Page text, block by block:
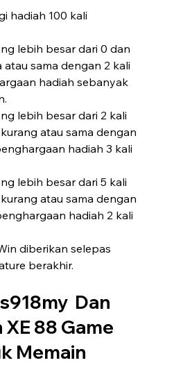
hadiah 100 kali
lebih besar dari 0 dan
sama dengan 2 kali
hadiah sebanyak
lebih besar dari 2 kali
atau sama dengan
hadiah 3 kali
lebih besar dari 5 kali
atau sama dengan
hadiah 2 kali
diberikan selepas
berakhir.
Dan
88 Game
Memain